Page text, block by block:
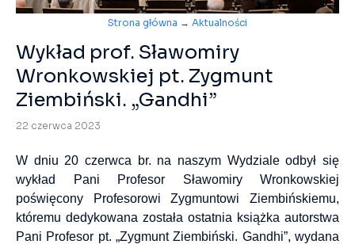
Strona główna → Aktualności
Wykład prof. Sławomiry
Wronkowskiej pt. Zygmunt
Ziembiński. „Gandhi”
22 czerwca 2023
W dniu 20 czerwca br. na naszym Wydziale odbył się
wykład Pani Profesor Sławomiry Wronkowskiej
poświęcony Profesorowi Zygmuntowi Ziembińskiemu,
któremu dedykowana została ostatnia książka autorstwa
Pani Profesor pt. „Zygmunt Ziembiński. Gandhi”, wydana